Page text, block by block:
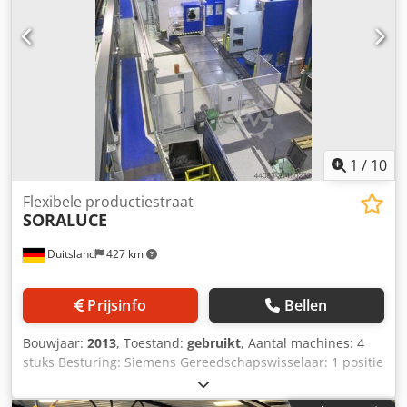
518 Dwjdpszg Dl Isfx Ah Noa • Stof- en
spaanafzuiginstallatie – VENTIL VENETA type PF/JET,
specifiek ontworpen voor de lijn
1 / 10
Duitsland 427 km
Flexibele productiestraat
SORALUCE
Prijsinfo Bellen
Bouwjaar: 2013, Toestand: gebruikt, Aantal machines: 4
stuks Besturing: Siemens Gereedschapswisselaar: 1 positie
De installatie bestaat uit 4 machines: Soraluce FR 9000I
Soraluce RR 9000II Soraluce FP 8000 Soraluce PM 6000